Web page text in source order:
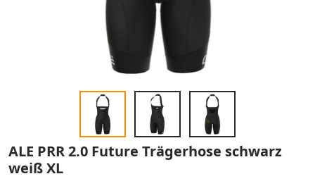
ALE PRR 2.0 Future Trägerhose schwarz
weiß XL